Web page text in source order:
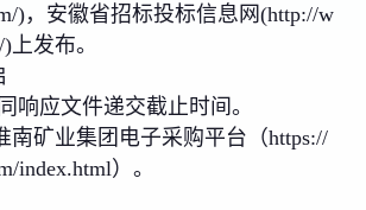
)，安徽省招标投标信息网(http://w
上发布。
响应文件递交截止时间。
南矿业集团电子采购平台（https://
index.html）。